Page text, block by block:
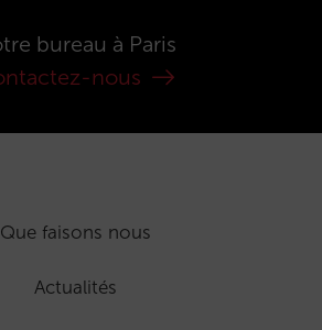
bureau à Paris
nous
Que faisons nous
Actualités